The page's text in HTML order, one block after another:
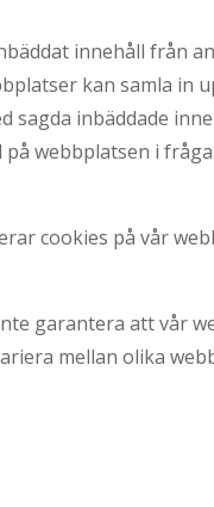
innehåll från
kan samla in
sagda inbäddade
webbplatsen i
cookies på vår
garantera att vår
mellan olika